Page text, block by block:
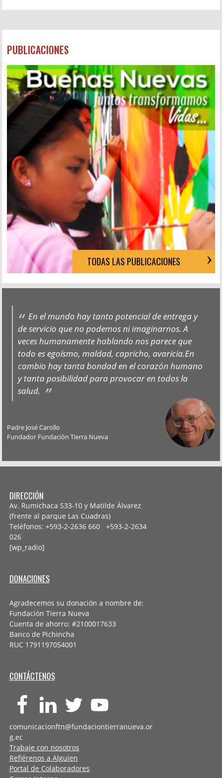
PUBLICACIONES
TODAS LAS PUBLICACIONES
En el mundo hay tanto potencial de entrega y
de servicio que no podemos ni imaginarnos. A
veces humanamente hablando nos parece que
todo es egoísmo, maldad, capricho, avaricia.En
cambio hay tanta bondad en el corazón humano
y tanta posibilidad para provocar en todos la
salud.
Padre José Carollo
Fundador Fundación Tierra Nueva
DIRECCIÓN
Av. Rumichaca S33-10 y Matilde Álvarez
(frente al parque Las Cuadras)
Teléfonos: +593-2-2636 660 +593-2-2634
026
[wp_radio]
DONACIONES
Agradecemos su donación a nombre de:
Fundación Tierra Nueva
Cuenta de ahorro: #2100017633
Banco de Pichincha
RUC 1791197054001
CONTÁCTENOS
comunicacionftn@fundaciontierranueva.or
g.ec
Trabaje con nosotros
Refiérenos a Alguien
Portal de Colaboradores